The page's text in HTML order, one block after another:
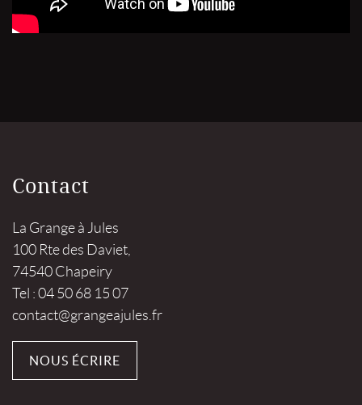
Contact
La Grange à Jules
100 Rte des Daviet,
74540 Chapeiry
Tel : 04 50 68 15 07
contact@grangeajules.fr
NOUS ÉCRIRE